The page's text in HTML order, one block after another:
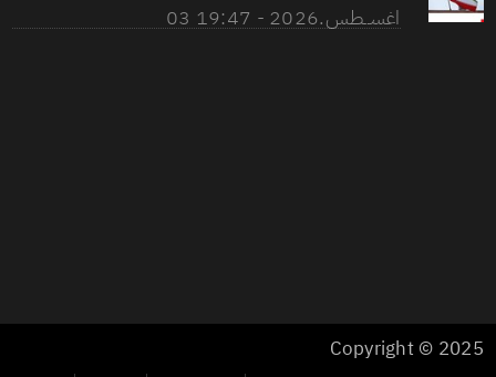
03 اغســطس.2026 - 19:47
Copyright © 2025